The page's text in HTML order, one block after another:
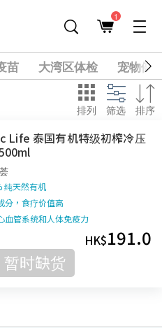
1
苗 大湾区体检
宠物健
排列 筛选 排序
Life 泰国有机特级初榨冷压
纯天然有机
分，食疗价值高
血管系统和人体免疫力
HK$191.0
暂时缺货